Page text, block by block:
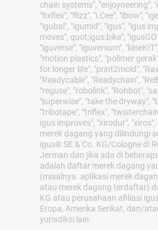
chain systems", "enjoyneering",
"fixflex", "flizz", "i.Cee", "ibow",
"igubal", "igumid", "igus", "igus
moves", quot;igus:bike",
"iguverse", "iguversum",
"motion plastics", "polimer
for longer life", "print2mold",
"Readycable", "Readychain",
"reguse", "robolink", "Rohbot",
"superwise", "take the dryway",
"tribotape", "triflex",
igus improves", "xirodur",
merek dagang yang dilindungi
igus® SE & Co. KG/Cologne di
Jerman dan jika ada di
adalah daftar merek dagang
(misalnya. aplikasi merek
atau merek dagang terdaftar)
KG atau perusahaan afiliasi
Eropa, Amerika Serikat, dan/
yurisdiksi lain.